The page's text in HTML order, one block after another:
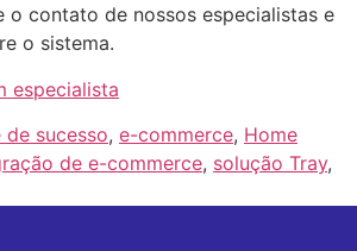
o contato de nossos especialistas e
o sistema.
especialista
de sucesso, e-commerce, Home
de e-commerce, solução Tray,